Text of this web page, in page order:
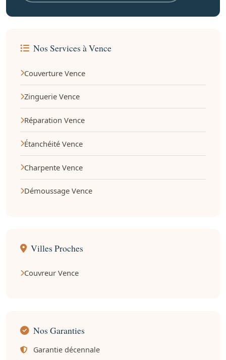
Nos Services à Vence
Couverture Vence
Zinguerie Vence
Réparation Vence
Étanchéité Vence
Charpente Vence
Démoussage Vence
Villes Proches
Couvreur Vence
Nos Garanties
Garantie décennale